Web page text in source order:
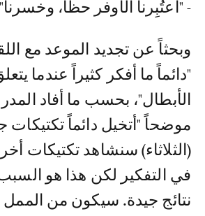
- "اعتُبِرنا الأوفر حظاً،
وبحثاً عن تجديد الموعد مع
"دائماً ما أفكر كثيراً عندما
الأبطال"، بحسب ما أفاد
موضحاً "أتخيل دائماً تكتيكات
(الثلاثاء) سنشاهد تكتيكات
في التفكير لكن هذا هو
نتائج جيدة. سيكون من الممل